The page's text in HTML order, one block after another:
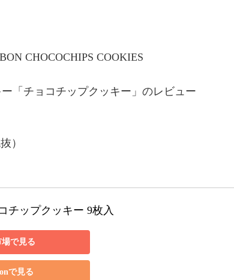
CHOCOCHIPS COOKIES
「チョコチップクッキー」のレビュー
）
チップクッキー 9枚入
で見る
で見る